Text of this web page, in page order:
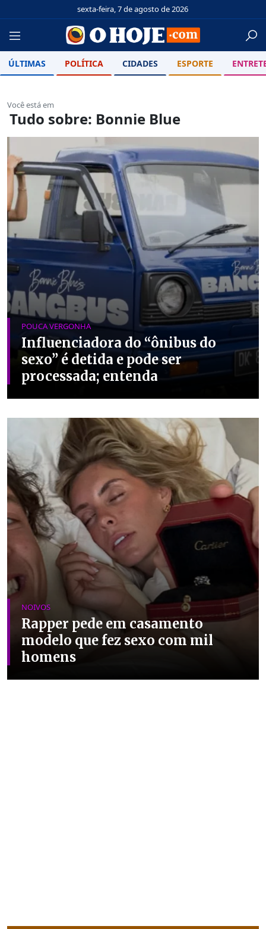
sexta-feira, 7 de agosto de 2026
ÚLTIMAS POLÍTICA CIDADES ESPORTE
Você está em
Tudo sobre: Bonnie Blue
POUCA VERGONHA
Influenciadora do “ônibus do
sexo” é detida e pode ser
processada; entenda
NOIVOS
Rapper pede em casamento
modelo que fez sexo com mil
homens